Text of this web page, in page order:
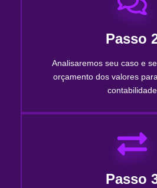
Passo
Analisaremos seu caso e
orçamento dos valores
contabilidade
Passo